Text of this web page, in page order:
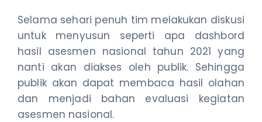
Selama sehari penuh tim melakukan diskusi
untuk menyusun seperti apa dashbord
hasil asesmen nasional tahun 2021 yang
nanti akan diakses oleh publik. Sehingga
publik akan dapat membaca hasil olahan
dan menjadi bahan evaluasi kegiatan
asesmen nasional.